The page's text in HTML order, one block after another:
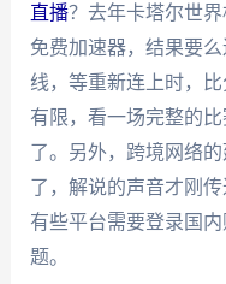
直播？去年卡塔尔世
免费加速器，结果要
线，等重新连上时，
有限，看一场完整的
了。另外，跨境网络
了，解说的声音才刚
有些平台需要登录国
题。